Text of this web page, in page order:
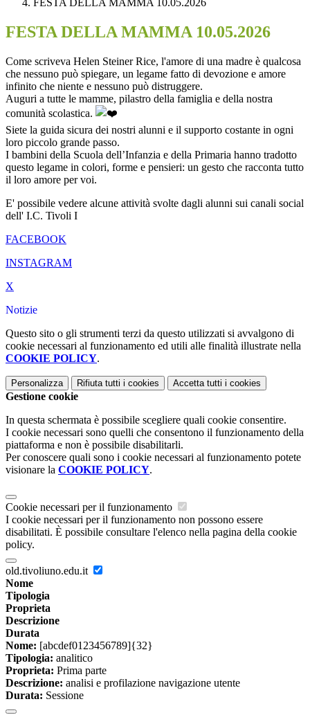
FESTA DELLA MAMMA 10.05.2026
FESTA DELLA MAMMA 10.05.2026
Come scriveva Helen Steiner Rice, l'amore di una madre è qualcosa
che nessuno può spiegare, un legame fatto di devozione e amore
infinito che niente e nessuno può distruggere.
Auguri a tutte le mamme, pilastro della famiglia e della nostra
comunità scolastica.
Siete la guida sicura dei nostri alunni e il supporto costante in ogni
loro piccolo grande passo.
I bambini della Scuola dell’Infanzia e della Primaria hanno tradotto
questo legame in colori, forme e pensieri: un gesto che racconta tutto
il loro amore per voi.
E' possibile vedere alcune attività svolte dagli alunni sui canali social
dell' I.C. Tivoli I
FACEBOOK
INSTAGRAM
X
Notizie
Questo sito o gli strumenti terzi da questo utilizzati si avvalgono di
cookie necessari al funzionamento ed utili alle finalità illustrate nella
COOKIE POLICY.
Personalizza Rifiuta tutti i cookies Accetta tutti i cookies
Gestione cookie
In questa schermata è possibile scegliere quali cookie consentire.
I cookie necessari sono quelli che consentono il funzionamento della
piattaforma e non è possibile disabilitarli.
Per conoscere quali sono i cookie necessari al funzionamento potete
visionare la COOKIE POLICY.
Cookie necessari per il funzionamento
I cookie necessari per il funzionamento non possono essere
disabilitati. È possibile consultare l'elenco nella pagina della cookie
policy.
old.tivoliuno.edu.it
Nome
Tipologia
Proprieta
Descrizione
Durata
Nome: [abcdef0123456789]{32}
Tipologia: analitico
Proprieta: Prima parte
Descrizione: analisi e profilazione navigazione utente
Durata: Sessione